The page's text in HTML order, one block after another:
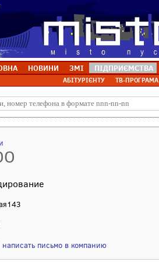
НОВИНИ ЗМІ ПІДПРИЄМСТВА
АБІТУРІЄНТУ ТВ-ПРОГРАМА
написать письмо в компанию